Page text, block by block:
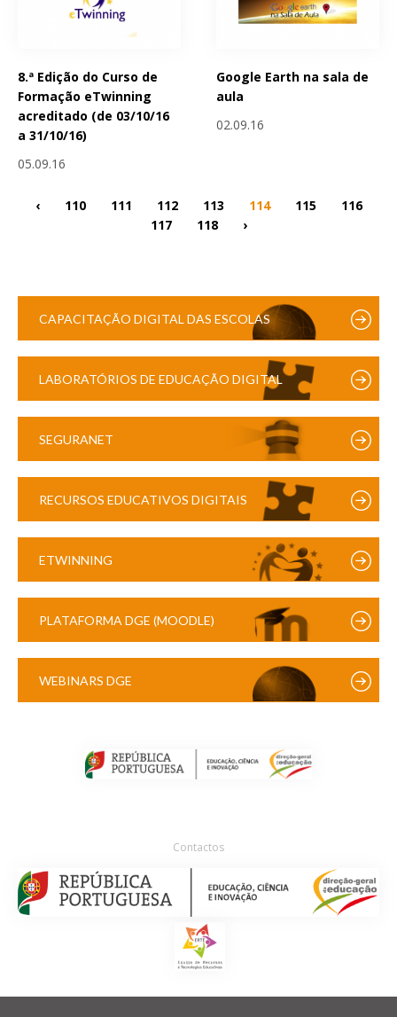
8.ª Edição do Curso de
Formação eTwinning
acreditado (de 03/10/16
a 31/10/16)
05.09.16
Google Earth na sala de
aula
02.09.16
‹ 110 111 112 113 114 115
116
117
118 ›
CAPACITAÇÃO DIGITAL DAS ESCOLAS
LABORATÓRIOS DE EDUCAÇÃO DIGITAL
SEGURANET
RECURSOS EDUCATIVOS DIGITAIS
ETWINNING
PLATAFORMA DGE (MOODLE)
WEBINARS DGE
Contactos